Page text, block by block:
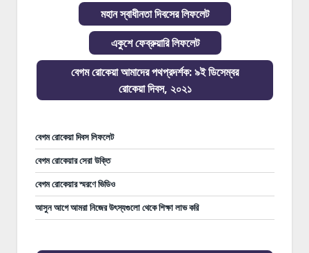
মহান স্বাধীনতা দিবসের লিফলেট
একুশে ফেব্রুয়ারি লিফলেট
বেগম রোকেয়া আমাদের পথপ্রদর্শক: ৯ই ডিসেম্বর
রোকেয়া দিবস, ২০২১
বেগম রোকেয়া দিবস লিফলেট
বেগম রোকেয়ার সেরা উক্তি
বেগম রোকেয়ার স্মরণে ভিডিও
আসুন আগে আমরা নিজের উৎস্যগুলো থেকে শিক্ষা লাভ করি